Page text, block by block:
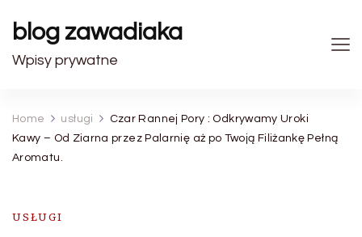
blog zawadiaka
Wpisy prywatne
Home usługi
Czar Rannej Pory : Odkrywamy Uroki
Kawy – Od Ziarna przez Palarnię aż po Twoją Filiżankę Pełną
Aromatu.
USŁUGI